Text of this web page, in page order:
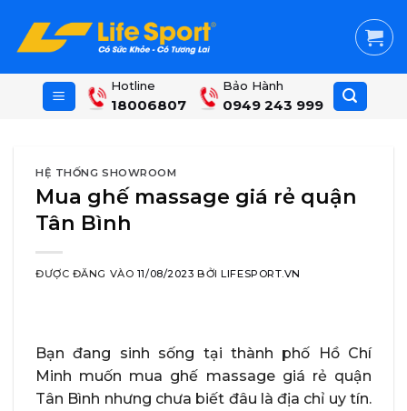
content
Hotline
18006807
Bảo Hành
0949 243 999
HỆ THỐNG SHOWROOM
Mua ghế massage giá rẻ quận
Tân Bình
ĐƯỢC ĐĂNG VÀO 11/08/2023 BỞILIFESPORT.VN
Bạn đang sinh sống tại thành phố Hồ Chí
Minh muốn mua ghế massage giá rẻ quận
Tân Bình nhưng chưa biết đâu là địa chỉ uy tín.